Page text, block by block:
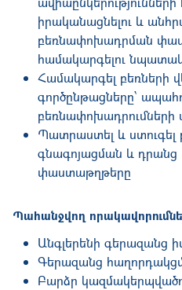
իրականացնելու և
բեռնափոխադրման
համակարգելու
Համակարգել բեռների
գործընթացները՝
բեռնափոխադրումների
Պատրաստել և
գնագոյացման և
փաստաթղթերը
Պահանջվող
Անգլերենի գերազանց
Գերազանց
Բարձր